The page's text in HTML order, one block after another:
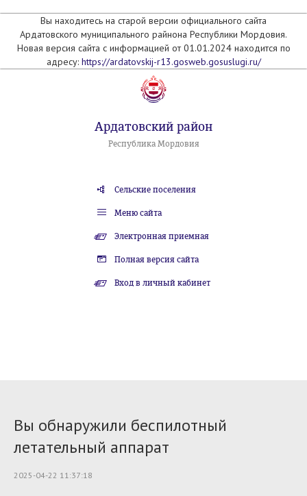
Вы находитесь на старой версии официального сайта
Ардатовского муниципального райнона Республики Мордовия.
Новая версия сайта с информацией от 01.01.2024 находится по
адресу: https://ardatovskij-r13.gosweb.gosuslugi.ru/
Ардатовский район
Республика Мордовия
Сельские поселения
Меню сайта
Электронная приемная
Полная версия сайта
Вход в личный кабинет
Вы обнаружили беспилотный
летательный аппарат
2025-04-22 11:37:18